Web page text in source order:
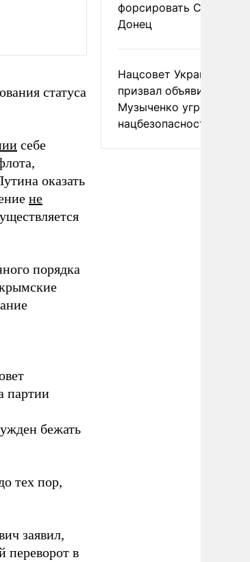
статуса
себе
оказать
не
порядка
партии
бежать
тех пор,
заявил,
переворот в
форсировать
Донец
Нацсовет Украины по
призвал объявить
Музыченко угрозой
нацбезопасности